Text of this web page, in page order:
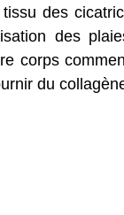
des
des
corps
du